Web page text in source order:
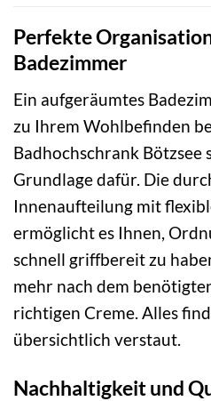
Perfekte
Badezimmer
Ein aufgeräumtes
zu Ihrem Wohlbefinden
Badhochschrank Bötzsee
Grundlage dafür. Die
Innenaufteilung mit
ermöglicht es Ihnen,
schnell griffbereit zu
mehr nach dem
richtigen Creme. Alles
übersichtlich verstaut.
Nachhaltigkeit und